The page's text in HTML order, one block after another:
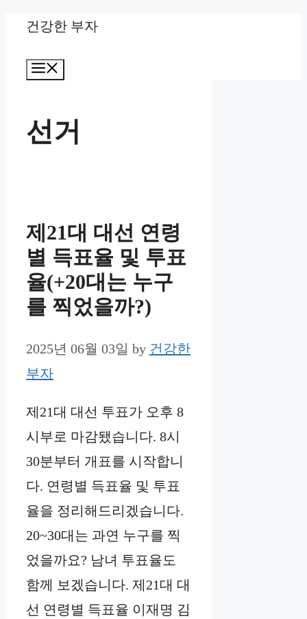
Skip
content
건강한 부자
선거
제21대 대선 연령
별 득표율 및 투표
율(+20대는 누구
를 찍었을까?)
2025년 06월 03일 by 건강한
부자
제21대 대선 투표가 오후 8
시부로 마감됐습니다. 8시
30분부터 개표를 시작합니
다. 연령별 득표율 및 투표
율을 정리해드리겠습니다.
20~30대는 과연 누구를 찍
었을까요? 남녀 투표율도
함께 보겠습니다. 제21대 대
선 연령별 득표율 이재명 김